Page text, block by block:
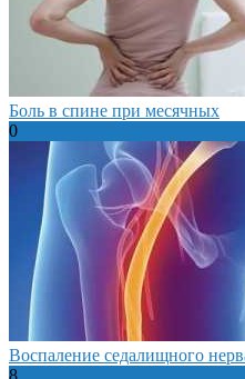
Боль в спине при месячных
0
Воспаление седалищного
8